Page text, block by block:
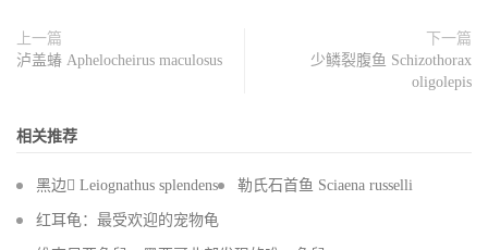
上一篇
泸盖蝽 Aphelocheirus maculosus
下一篇
少鳞裂腹鱼 Schizothorax
oligolepis
相关推荐
黑边 Leiognathus splendens 勒氏石首鱼 Sciaena russelli
红耳龟：最受欢迎的宠物龟